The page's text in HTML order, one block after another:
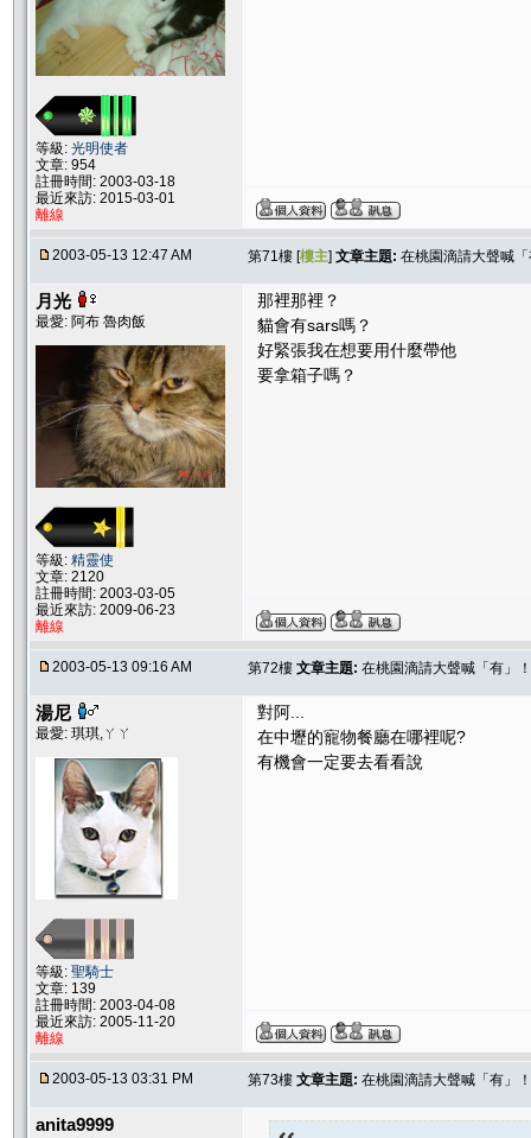
等級: 光明使者
文章: 954
註冊時間: 2003-03-18
最近來訪: 2015-03-01
離線
2003-05-13 12:47 AM 第71樓 [樓主] 文章主題: 在桃園滴請大聲喊
月光
最愛: 阿布 魯肉飯
等級: 精靈使
文章: 2120
註冊時間: 2003-03-05
最近來訪: 2009-06-23
離線
那裡那裡？
貓會有sars嗎？
好緊張我在想要用什麼帶他
要拿箱子嗎？
2003-05-13 09:16 AM 第72樓 文章主題: 在桃園滴請大聲喊「有」
湯尼
最愛: 琪琪,ㄚㄚ
等級: 聖騎士
文章: 139
註冊時間: 2003-04-08
最近來訪: 2005-11-20
離線
對阿...
在中壢的寵物餐廳在哪裡呢?
有機會一定要去看看說
2003-05-13 03:31 PM 第73樓 文章主題: 在桃園滴請大聲喊「有」
anita9999